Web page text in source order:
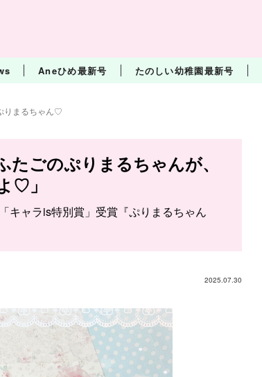
Aneひめ最新号 たのしい幼稚園最新号
りまるちゃん♡
ごのぷりまるちゃんが、
♡」
ャラis特別賞」受賞『ぷりまるちゃん
2025.07.30